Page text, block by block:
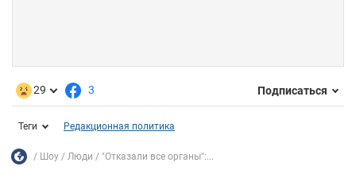
29 3 Подписаться
Теги Редакционная политика
Шоу Люди "Отказали все органы":...